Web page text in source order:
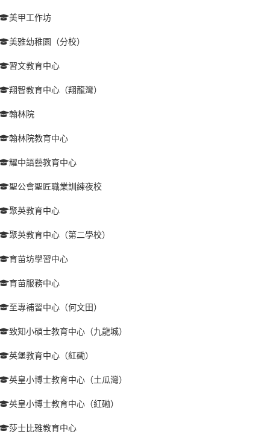
美甲工作坊
美雅幼稚園（分校）
習文教育中心
翔智教育中心（翔龍灣）
翰林院
翰林院教育中心
耀中語藝教育中心
聖公會聖匠職業訓練夜校
聚英教育中心
聚英教育中心（第二學校）
育苗坊學習中心
育苗服務中心
至專補習中心（何文田）
致知小碩士教育中心（九龍城）
英堡教育中心（紅磡）
英皇小博士教育中心（土瓜灣）
英皇小博士教育中心（紅磡）
莎士比雅教育中心